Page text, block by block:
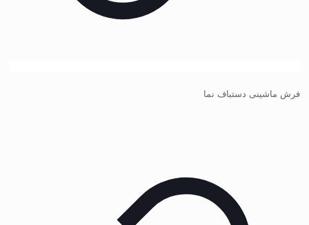
فرش ماشینی دستباف نما